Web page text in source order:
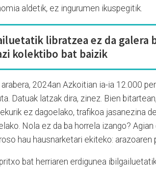
aldetik, ez ingurumen ikuspegitik.
libratzea ez da galera
kolektibo bat baizik
2024an Azkoitian ia-ia 12.000
Datuak latzak dira, zinez. Bien
ez dagoelako, trafikoa jasanezina
Nola ez da ba horrela izango? Agian
hau hausnarketari ekiteko: arazoaren
bat herriaren erdigunea